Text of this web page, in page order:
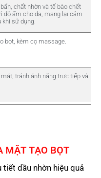
chất nhờn và tế bào chết
độ ẩm cho da, mang lại cảm
khi sử dụng.
bọt, kèm cọ massage.
tránh ánh nắng trực tiếp và
MẶT TẠO BỌT
tiết dầu nhờn hiệu quả